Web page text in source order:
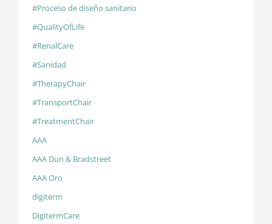
#Proceso de diseño sanitario
#QualityOfLife
#RenalCare
#Sanidad
#TherapyChair
#TransportChair
#TreatmentChair
AAA
AAA Dun & Bradstreet
AAA Oro
digiterm
DigitermCare